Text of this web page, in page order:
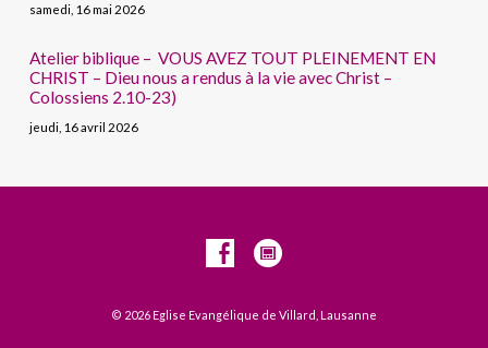
samedi, 16 mai 2026
Atelier biblique – VOUS AVEZ TOUT PLEINEMENT EN
CHRIST – Dieu nous a rendus à la vie avec Christ –
Colossiens 2.10-23)
jeudi, 16 avril 2026
© 2026 Eglise Evangélique de Villard, Lausanne